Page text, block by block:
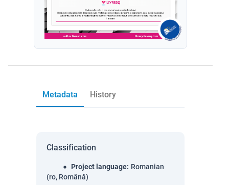
Metadata History
Classification
Project language: Romanian
(ro, Română)